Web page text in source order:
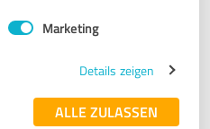
Marketing
Details zeigen
ALLE ZULASSEN
Empfehlung